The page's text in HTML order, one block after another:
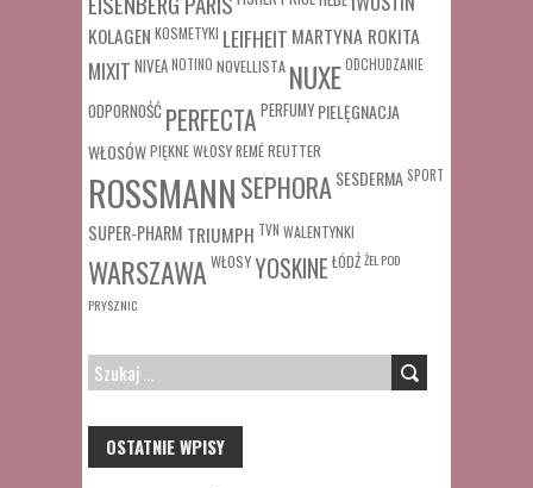
KOLAGEN KOSMETYKI LEIFHEIT MARTYNA ROKITA
MIXIT NIVEANOTINO NOVELLISTA NUXEODCHUDZANIE
ODPORNOŚĆ PERFECTA PERFUMY PIELĘGNACJA
WŁOSÓWPIĘKNE WŁOSYREMÉREUTTER
ROSSMANNSEPHORA SESDERMA SPORT
SUPER-PHARM TRIUMPH TVN WALENTYNKI
WARSZAWA WŁOSYYOSKINE ŁÓDŹŻEL POD
PRYSZNIC
SZUKAJ:
OSTATNIE WPISY